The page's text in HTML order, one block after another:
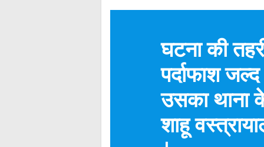
घटना की
पर्दाफाश
उसका थाना
शाहू